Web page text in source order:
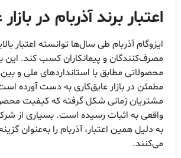
اعتبار برند آذربام در
ایزوگام آذربام طی سال‌ها توانسته اعتبار
مصرف‌کنندگان و پیمانکاران کسب کند. این
محصولاتی مطابق با استانداردهای ملی و
مطمئن در بازار عایق‌کاری به دست آورده
مشتریان زمانی شکل گرفته که کیفیت
واقعی به اثبات رسیده است. بسیاری از
به دلیل همین اعتبار، آذربام را به‌عنوان
می‌کنند.